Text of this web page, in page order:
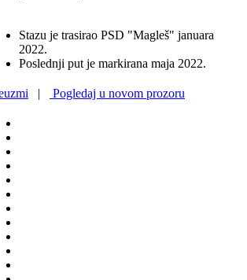
Stazu je trasirao PSD "Magleš" januara
2022.
Poslednji put je markirana maja 2022.
| Pogledaj u novom prozoru